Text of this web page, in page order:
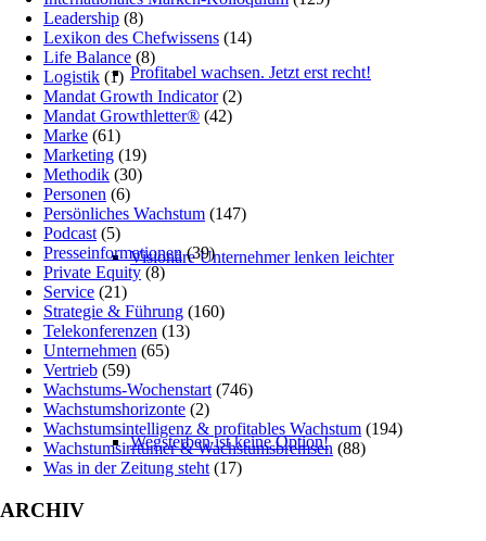
Profitabel wachsen. Jetzt erst recht!
Visionäre Unternehmer lenken leichter
Wegsterben ist keine Option!
Leadership (8)
Lexikon des Chefwissens (14)
Life Balance (8)
Logistik (1)
Mandat Growth Indicator(2)
Mandat Growthletter® (42)
Marke (61)
Marketing (19)
Methodik (30)
Personen (6)
Persönliches Wachstum (147)
Podcast(5)
Presseinformationen(39)
Private Equity (8)
Service (21)
Strategie & Führung (160)
Telekonferenzen (13)
Unternehmen (65)
Vertrieb (59)
Wachstums-Wochenstart(746)
Wachstumshorizonte (2)
Wachstumsintelligenz & profitables Wachstum (194)
Wachstumsirrtümer & Wachstumsbremsen (88)
Was in der Zeitung steht(17)
ARCHIV